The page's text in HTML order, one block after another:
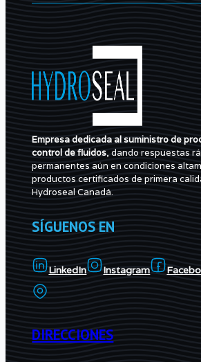
Empresa dedicada al suministro de
control de fluidos, dando respuestas
permanentes aún en condiciones
productos certificados de primera
Hydroseal Canadá.
SÍGUENOS EN
LinkedIn Instagram
DIRECCIONES